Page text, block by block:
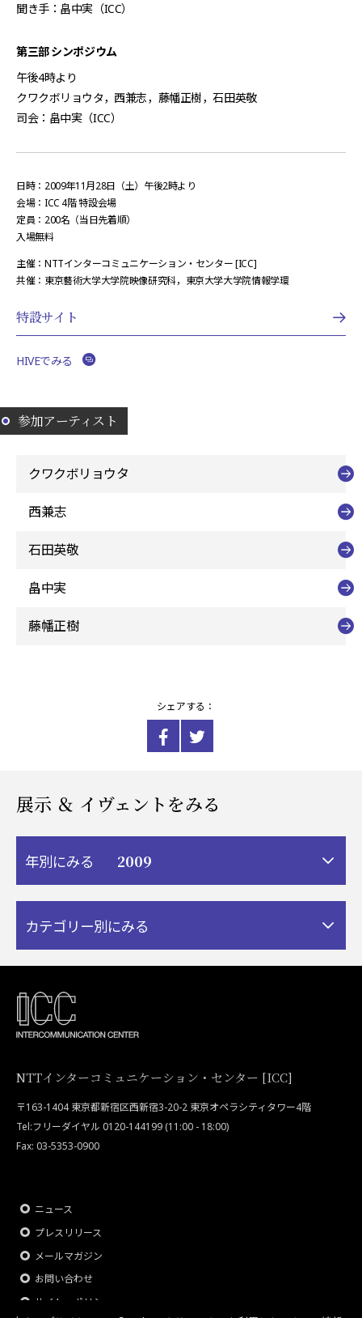
聞き手：畠中実（ICC）
第三部 シンポジウム
午後4時より
クワクボリョウタ，西兼志，藤幡正樹，石田英敬
司会：畠中実（ICC）
日時：2009年11月28日（土）午後2時より
会場：ICC 4階 特設会場
定員：200名（当日先着順）
入場無料
主催：NTTインターコミュニケーション・センター [ICC]
共催：東京藝術大学大学院映像研究科，東京大学大学院情報学環
特設サイト
HIVEでみる
参加アーティスト
クワクボリョウタ
西兼志
石田英敬
畠中実
藤幡正樹
シェアする：
展示 ＆ イヴェントをみる
年別にみる 2009
カテゴリー別にみる
NTTインターコミュニケーション・センター [ICC]
〒163-1404 東京都新宿区西新宿3-20-2 東京オペラシティタワー4階
Tel:フリーダイヤル 0120-144199 (11:00 - 18:00)
Fax: 03-5353-0900
ニュース
プレスリリース
メールマガジン
お問い合わせ
サイト・ポリシー